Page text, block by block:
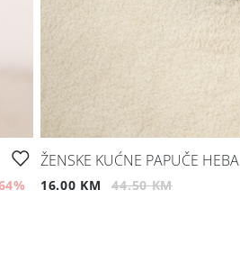
%
ŽENSKE KUĆNE PAPUČE HEBA
16.00 KM 44.50 KM